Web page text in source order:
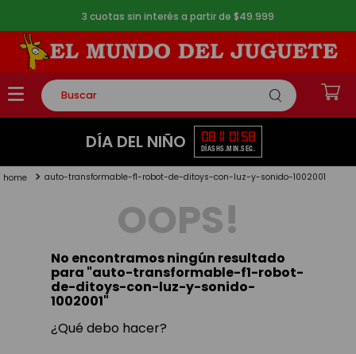
3 cuotas sin interés a partir de $49.999
Buscar
TÉRMINOS MÁS BUSCADOS
2.
lego
toy story
DÍA DEL NIÑO 08
DÍAS
11
HS.
01
MIN.
58
SEG.
auto-transformable-f1-robot-de-ditoys-con-luz-y-sonido-1002001
OOPS!
No encontramos ningún resultado
para "auto-transformable-f1-robot-
de-ditoys-con-luz-y-sonido-
1002001"
¿Qué debo hacer?